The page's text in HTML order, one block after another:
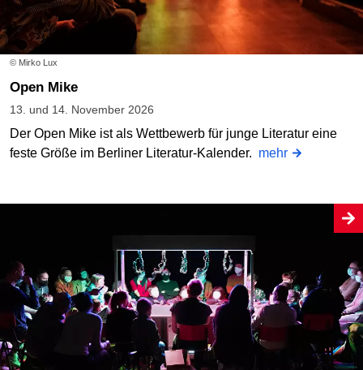
© Mirko Lux
Open Mike
13. und 14. November 2026
Der Open Mike ist als Wettbewerb für junge Literatur eine
feste Größe im Berliner Literatur-Kalender. mehr